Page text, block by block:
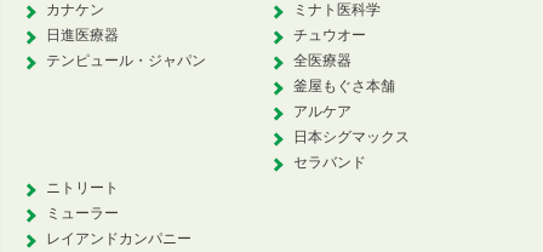
カナケン
日進医療器
テンピュール・ジャパン
ミナト医科学
チュウオー
全医療器
釜屋もぐさ本舗
アルケア
日本シグマックス
セラバンド
ニトリート
ミューラー
レイアンドカンパニー